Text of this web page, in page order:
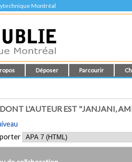
Montréal
Déposer Parcourir
L'AUTEUR EST "JANJANI,